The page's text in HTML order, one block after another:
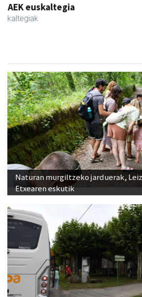
IZT Informatika Zerbitzu
Andoain - IKT
Naturan murgiltzeko jarduerak,
Etxearen eskutik